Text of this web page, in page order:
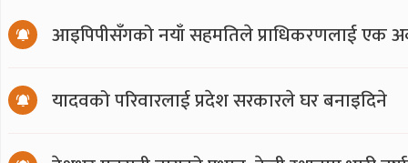
आइपिपीसँगको नयाँ सहमतिले प्राधिकरणलाई एक
यादवको परिवारलाई प्रदेश सरकारले घर बनाइदिने